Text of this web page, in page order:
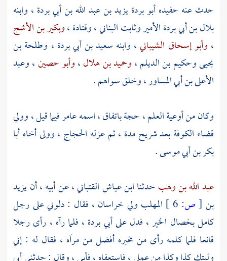
حدث عنه حفيدهأبو بردة يزيد بن عبد الله بن أبي بردة ، وابنه
بلال بن أبي بردةالأميروثابت البناني،وقتادة،وبكير بن الأشج
، وأبو إسحاق الشيباني، وابنه سعيد بن أبي بردة ، وطلحة بن
يحيىوحكيم بن الديلم،وحميد بن هلال،وأبو حصين،وعبد
الأعلى بن أبي المساور، وخلق سواهم .
وكان من أوعية العلم ، حجة باتفاق ، اسمهعامرفيما قيل ، وولي
قضاء الكوفةبعدشريحمدة ، ثم عزله الحجاج ، وولى أخاهأبا
بكر بن أبي موسى.
عبد الله بن وهب حدثناابن عياش القتباني، عن أبيه ، أنيزيد
بن [ص: المهلب ولي خراسان ، فقال : دلوني على رجل
كامل بخصال الخير ، فدل علىأبي بردة ، فلما رآه ، رأى رجلا
قانعا فلما كلمه رأى من مخبره أفضل من مرآه ، فقال له : إني